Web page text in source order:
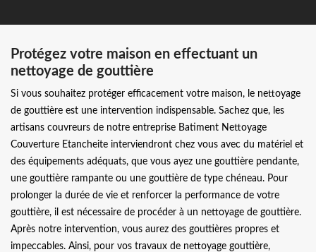
Protégez votre maison en effectuant un
nettoyage de gouttière
Si vous souhaitez protéger efficacement votre maison, le nettoyage
de gouttière est une intervention indispensable. Sachez que, les
artisans couvreurs de notre entreprise Batiment Nettoyage
Couverture Etancheite interviendront chez vous avec du matériel et
des équipements adéquats, que vous ayez une gouttière pendante,
une gouttière rampante ou une gouttière de type chéneau. Pour
prolonger la durée de vie et renforcer la performance de votre
gouttière, il est nécessaire de procéder à un nettoyage de gouttière.
Après notre intervention, vous aurez des gouttières propres et
impeccables. Ainsi, pour vos travaux de nettoyage gouttière,